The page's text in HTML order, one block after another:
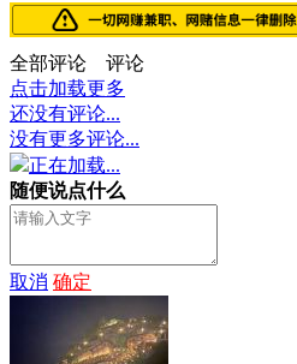
全部评论
评论
点击加载更多
还没有评论...
没有更多评论...
正在加载...
随便说点什么
取消 确定